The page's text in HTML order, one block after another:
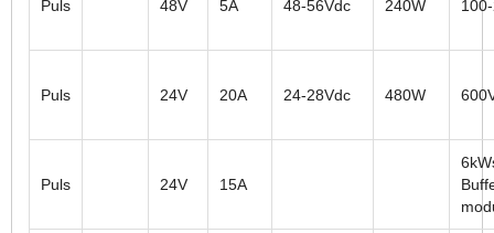
Puls 48V 5A 48-56Vdc 240W
Puls 24V 20A 24-28Vdc 480W
Puls 24V 15A